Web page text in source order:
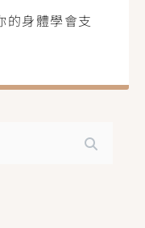
的身體學會支